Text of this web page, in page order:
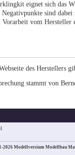
eignet sich das
sind dabei
vom Hersteller
des Herstellers
stammt von
2026 Modellversium Modellbau